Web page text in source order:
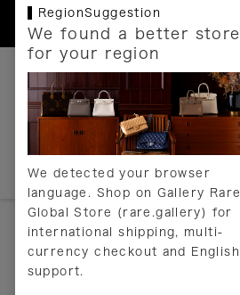
RegionSuggestion
We found a better store
for your region
We detected your browser
language. Shop on Gallery Rare
Global Store (rare.gallery) for
international shipping, multi-
currency checkout and English
support.
お支払いについて
配送について
送料について
返品について
ヘルプ
お問い合わせ